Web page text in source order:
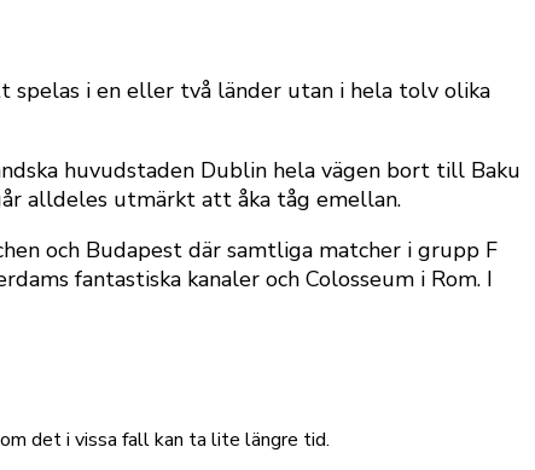
i en eller två länder utan i hela tolv olika
huvudstaden Dublin hela vägen bort till Baku
alldeles utmärkt att åka tåg emellan.
och Budapest där samtliga matcher i grupp F
fantastiska kanaler och Colosseum i Rom. I
det i vissa fall kan ta lite längre tid.